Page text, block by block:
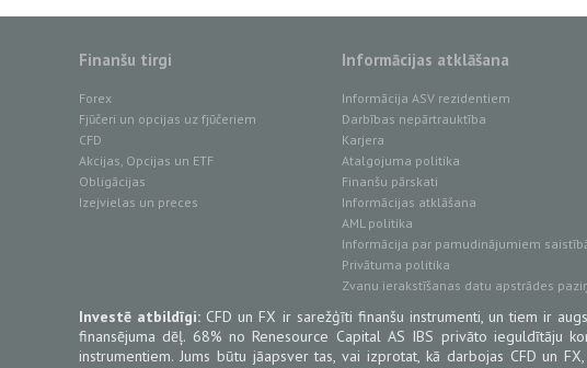
Finanšu tirgi
Forex
Fjūčeri un opcijas uz fjūčeriem
CFD
Akcijas, Opcijas un ETF
Obligācijas
Izejvielas un preces
Informācijas atklāšana
Informācija ASV rezidentiem
Darbības nepārtrauktība
Karjera
Atalgojuma politika
Finanšu pārskati
Informācijas atklāšana
AML politika
Informācija par pamudinājumiem
Privātuma politika
Zvanu ierakstīšanas datu apstrādes
Investē atbildīgi: CFD un FX ir sarežģīti finanšu instrumenti, un tiem ir
finansējuma dēļ. 68% no Renesource Capital AS IBS privāto ieguldītāju
instrumentiem. Jums būtu jāapsver tas, vai izprotat, kā darbojas CFD un